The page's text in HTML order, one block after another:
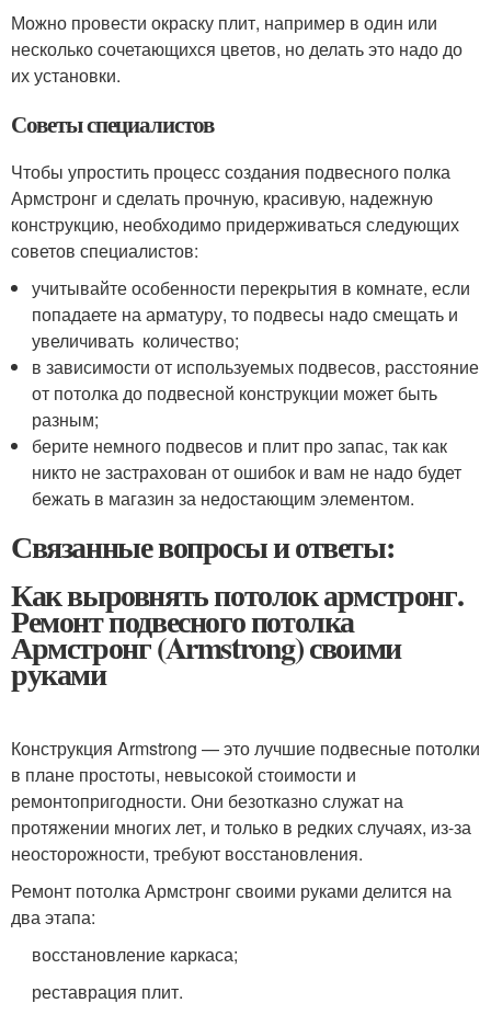
Можно провести окраску плит, например в один или
несколько сочетающихся цветов, но делать это надо до
их установки.
Советы специалистов
Чтобы упростить процесс создания подвесного полка
Армстронг и сделать прочную, красивую, надежную
конструкцию, необходимо придерживаться следующих
советов специалистов:
учитывайте особенности перекрытия в комнате, если
попадаете на арматуру, то подвесы надо смещать и
увеличивать количество;
в зависимости от используемых подвесов, расстояние
от потолка до подвесной конструкции может быть
разным;
берите немного подвесов и плит про запас, так как
никто не застрахован от ошибок и вам не надо будет
бежать в магазин за недостающим элементом.
Связанные вопросы и ответы:
Как выровнять потолок армстронг.
Ремонт подвесного потолка
Армстронг (Armstrong) своими
руками
Конструкция Armstrong — это лучшие подвесные потолки
в плане простоты, невысокой стоимости и
ремонтопригодности. Они безотказно служат на
протяжении многих лет, и только в редких случаях, из-за
неосторожности, требуют восстановления.
Ремонт потолка Армстронг своими руками делится на
два этапа:
восстановление каркаса;
реставрация плит.